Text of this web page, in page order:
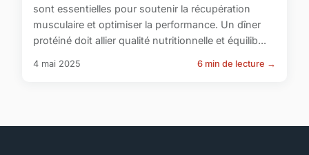
sont essentielles pour soutenir la récupération
musculaire et optimiser la performance. Un dîner
protéiné doit allier qualité nutritionnelle et équilib...
4 mai 2025 6 min de lecture →